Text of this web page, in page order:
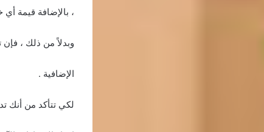
، بالإضافة قيمة أي
وبدلاً من ذلك ،
الإضافية .
لكي تتأكد من أنك